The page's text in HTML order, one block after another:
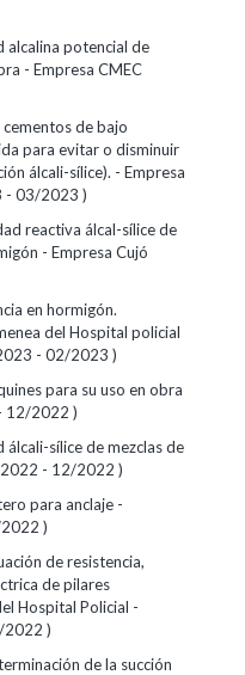
alcalina potencial de
- Empresa CMEC
de bajo
para evitar o disminuir
álcali-sílice). - Empresa
- 03/2023 )
reactiva álcal-sílice de
- Empresa Cujó
en hormigón.
del Hospital policial
- 02/2023 )
para su uso en obra
12/2022 )
sílice de mezclas de
- 12/2022 )
para anclaje -
)
de resistencia,
de pilares
Hospital Policial -
2022 )
de la succión